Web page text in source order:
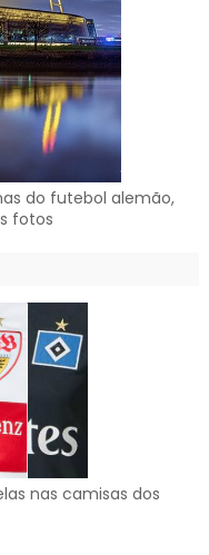
do futebol alemão,
fotos
nas camisas dos